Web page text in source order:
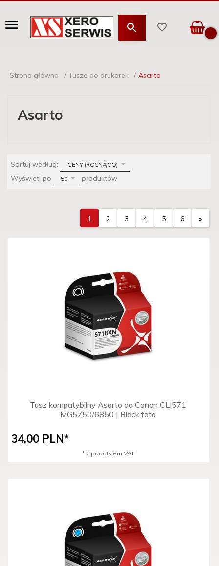
Strona główna Tusze do drukarek Asarto
Asarto
Sortuj według: sortCENY (ROSNĄCO)
Wyświetl po pop
50 produktów
1 2 3 4 5 6 »
Tusz kompatybilny Asarto do Canon CLI571
MG5750/6850 | Black foto
34,00 PLN*
* z podatkiem VAT